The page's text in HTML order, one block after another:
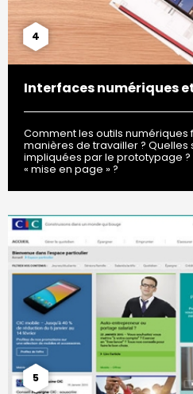
4
Interfaces numériques
Comment les outils numériques
manières de travailler ? Quelles
impliquées par le prototypage ?
« mise en page » ?
5